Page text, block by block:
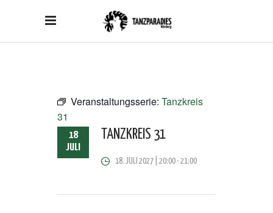
Veranstaltungsserie: Tanzkreis
31
18
JULI
TANZKREIS 31
18. JULI 2027 | 20:00-21:00